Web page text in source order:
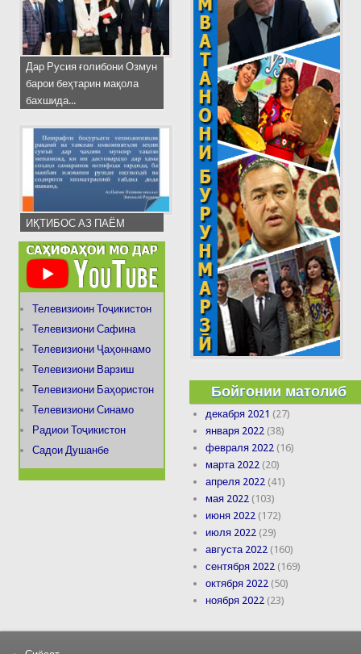
Дар Русия ғолибони Озмун
барои беҳтарин мақола
бахшида...
ИҚТИБОС АЗ ПАЁМ
Телевизиоин Тоҷикистон
Телевизиони Сафина
Телевизиони Ҷаҳоннамо
Телевизиони Варзиш
Телевизиони Баҳористон
Телевизиони Синамо
Радиои Тоҷикистон
Садои Душанбе
Бойгонии матолиб
декабря 2021 (27)
января 2022 (38)
февраля 2022 (16)
марта 2022 (20)
апреля 2022 (41)
мая 2022 (103)
июня 2022 (172)
июля 2022 (29)
августа 2022 (160)
сентября 2022 (169)
октября 2022 (50)
ноября 2022 (23)